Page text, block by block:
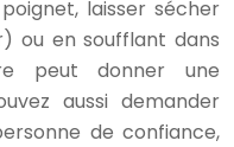
laisser sécher
ou en soufflant dans
peut donner une
aussi demander
de confiance,